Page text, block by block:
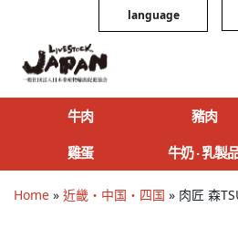
language
牛肉 豬肉
雞蛋
牛奶 ‧ 乳製
Home » 近畿・中国・四国 » 肉匠 森